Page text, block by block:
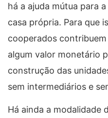
há a ajuda mútua para
casa própria. Para que
cooperados
algum valor monetário
construção das
sem intermediários e
Há ainda a modalidade